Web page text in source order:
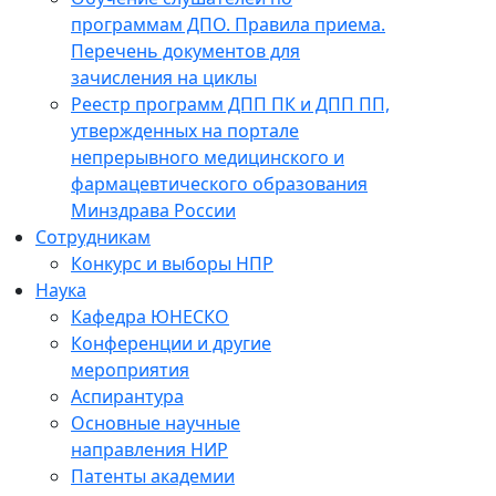
программам ДПО. Правила приема.
Перечень документов для
зачисления на циклы
Реестр программ ДПП ПК и ДПП ПП,
утвержденных на портале
непрерывного медицинского и
фармацевтического образования
Минздрава России
Сотрудникам
Конкурс и выборы НПР
Наука
Кафедра ЮНЕСКО
Конференции и другие
мероприятия
Аспирантура
Основные научные
направления НИР
Патенты академии